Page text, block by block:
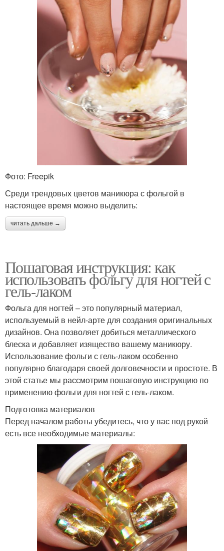
Фото: Freepik
Среди трендовых цветов маникюра с фольгой в
настоящее время можно выделить:
читать дальше →
Пошаговая инструкция: как
использовать фольгу для ногтей с
гель-лаком
Фольга для ногтей – это популярный материал,
используемый в нейл-арте для создания оригинальных
дизайнов. Она позволяет добиться металлического
блеска и добавляет изящество вашему маникюру.
Использование фольги с гель-лаком особенно
популярно благодаря своей долговечности и простоте. В
этой статье мы рассмотрим пошаговую инструкцию по
применению фольги для ногтей с гель-лаком.
Подготовка материалов
Перед началом работы убедитесь, что у вас под рукой
есть все необходимые материалы: